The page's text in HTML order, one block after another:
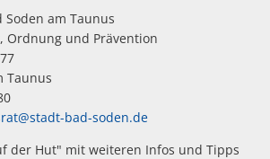
am Taunus
Ordnung und Prävention
Taunus
bad-soden.de
der Hut" mit weiteren Infos und Tipps